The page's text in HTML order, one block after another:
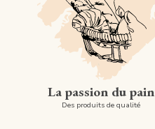
La passion du pain
Des produits de qualité